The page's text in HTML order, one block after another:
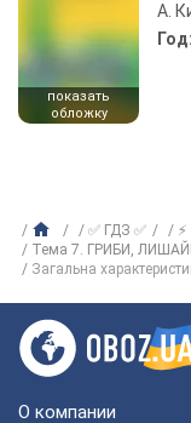
показать
обложку
А.
Год:
✅ ГДЗ ✅
Тема 7. ГРИБИ,
Загальна
О компании